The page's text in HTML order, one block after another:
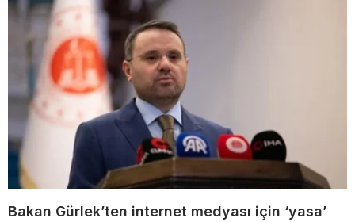
Bakan Gürlek’ten internet medyası için ‘yasa’